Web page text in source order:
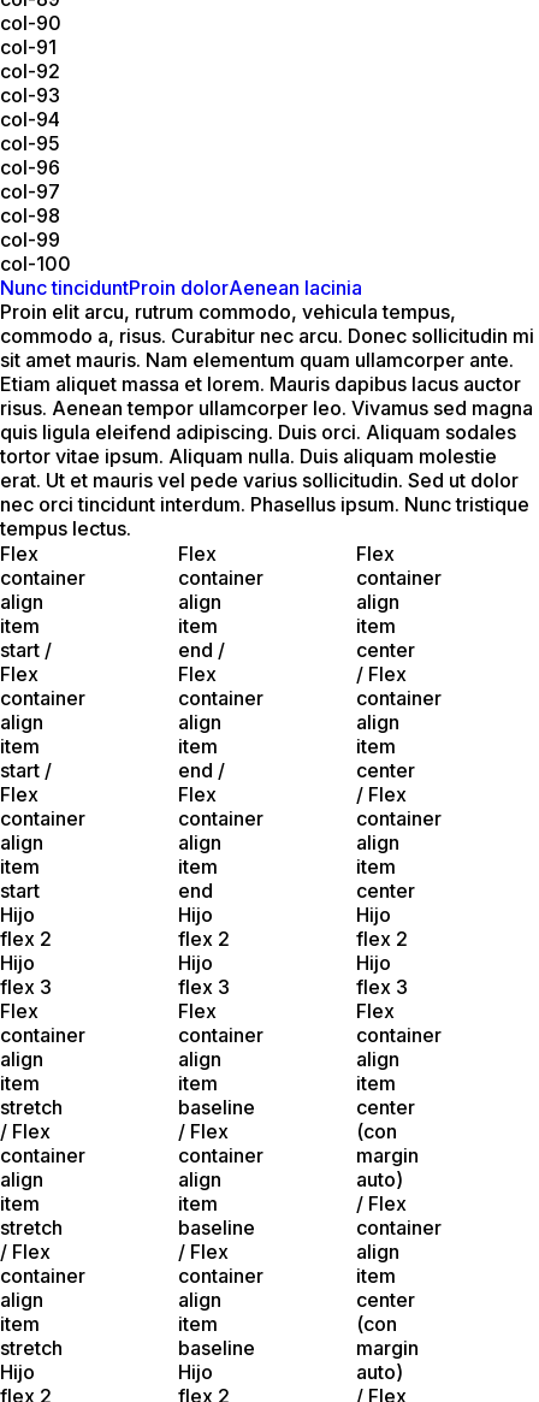
col-90
col-91
col-92
col-93
col-94
col-95
col-96
col-97
col-98
col-99
col-100
Nunc tinciduntProin dolorAenean lacinia
Proin elit arcu, rutrum commodo, vehicula tempus,
commodo a, risus. Curabitur nec arcu. Donec sollicitudin mi
sit amet mauris. Nam elementum quam ullamcorper ante.
Etiam aliquet massa et lorem. Mauris dapibus lacus auctor
risus. Aenean tempor ullamcorper leo. Vivamus sed magna
quis ligula eleifend adipiscing. Duis orci. Aliquam sodales
tortor vitae ipsum. Aliquam nulla. Duis aliquam molestie
erat. Ut et mauris vel pede varius sollicitudin. Sed ut dolor
nec orci tincidunt interdum. Phasellus ipsum. Nunc tristique
tempus lectus.
Flex
container
align
item
start /
Flex
container
align
item
start /
Flex
container
align
item
start
Hijo
flex 2
Hijo
flex 3
Flex
container
align
item
end /
Flex
container
align
item
end /
Flex
container
align
item
end
Hijo
flex 2
Hijo
flex 3
Flex
container
align
item
center
/ Flex
container
align
item
center
/ Flex
container
align
item
center
Hijo
flex 2
Hijo
flex 3
Flex
container
align
item
stretch
/ Flex
container
align
item
stretch
/ Flex
container
align
item
stretch
Hijo
flex 2
Flex
container
align
item
baseline
/ Flex
container
align
item
baseline
/ Flex
container
align
item
baseline
Hijo
flex 2
Flex
container
align
item
center
(con
margin
auto)
/ Flex
container
align
item
center
(con
margin
auto)
/ Flex